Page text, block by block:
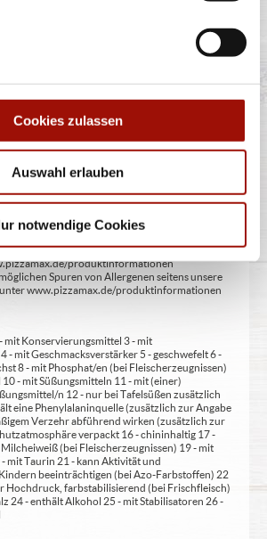
Cookies zulassen
Auswahl erlauben
notwendige Cookies
inkl. gesetzl. MwSt. Alle Angaben zu
durch die Zubereitung geringfügig variieren.
Wir liefern innerhalb von ca. 30 Minuten.
zu vorverpackten Lebensmitteln
produktinformationen
Spuren von Allergenen seitens unsere
www.pizzamax.de/produktinformationen
mit Konservierungsmittel 3 - mit
- mit Geschmacksverstärker 5 - geschwefelt 6 -
8 - mit Phosphat/en (bei Fleischerzeugnissen)
- mit Süßungsmitteln 11 - mit (einer)
n 12 - nur bei Tafelsüßen zusätzlich
eine Phenylalaninquelle (zusätzlich zur Angabe
Verzehr abführend wirken (zusätzlich zur
verpackt 16 - chininhaltig 17 -
(bei Fleischerzeugnissen) 19 - mit
mit Taurin 21 - kann Aktivität und
beeinträchtigen (bei Azo-Farbstoffen) 22
Hochdruck, farbstabilisierend (bei Frischfleisch)
24 - enthält Alkohol 25 - mit Stabilisatoren 26 -